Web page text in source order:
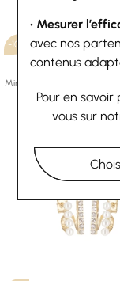
• Mesurer
avec nos
contenus
Pour en
vous sur
-10%
ZAG
Mini boucles d’oreilles Zag
22,50 €25 €